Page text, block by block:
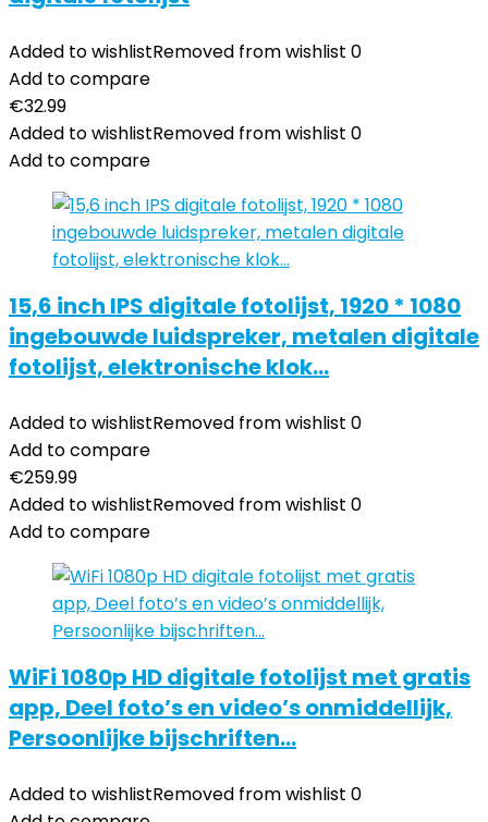
Added to wishlistRemoved from wishlist 0
Add to compare
€32.99
Added to wishlistRemoved from wishlist 0
Add to compare
15,6 inch IPS digitale fotolijst, 1920 * 1080
ingebouwde luidspreker, metalen digitale
fotolijst, elektronische klok…
Added to wishlistRemoved from wishlist 0
Add to compare
€259.99
Added to wishlistRemoved from wishlist 0
Add to compare
WiFi 1080p HD digitale fotolijst met gratis
app, Deel foto’s en video’s onmiddellijk,
Persoonlijke bijschriften…
Added to wishlistRemoved from wishlist 0